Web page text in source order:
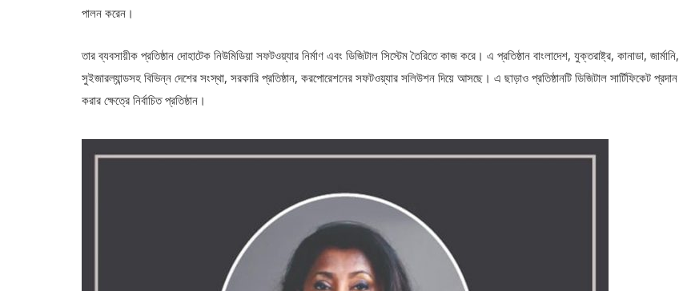
পালন করেন।
তার ব্যবসায়ীক প্রতিষ্ঠান দোহাটেক নিউমিডিয়া সফটওয়্যার নির্মাণ এবং ডিজিটাল সিস্টেম তৈরিতে কাজ করে। এ প্রতিষ্ঠান বাংলাদেশ, যুক্তরাষ্ট্র, কানাডা, জার্মানি,
সুইজারল্যান্ডসহ বিভিন্ন দেশের সংস্থা, সরকারি প্রতিষ্ঠান, করপোরেশনের সফটওয়্যার সলিউশন দিয়ে আসছে। এ ছাড়াও প্রতিষ্ঠানটি ডিজিটাল সার্টিফিকেট প্রদান
করার ক্ষেত্রে নির্বাচিত প্রতিষ্ঠান।